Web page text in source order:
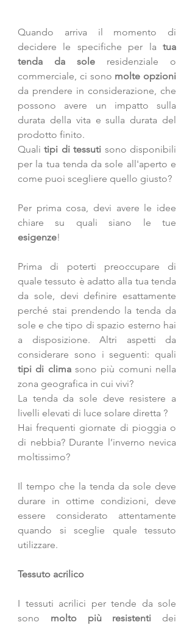
Quando arriva il momento di
decidere le specifiche per la tua
tenda da sole residenziale o
commerciale, ci sono molte opzioni
da prendere in considerazione, che
possono avere un impatto sulla
durata della vita e sulla durata del
prodotto finito.
Quali tipi di tessuti sono disponibili
per la tua tenda da sole all'aperto e
come puoi scegliere quello giusto?
Per prima cosa, devi avere le idee
esigenze!
Prima di poterti preoccupare di
quale tessuto è adatto alla tua tenda
da sole, devi definire esattamente
perché stai prendendo la tenda da
sole e che tipo di spazio esterno hai
a disposizione. Altri aspetti da
tipi di clima sono più comuni nella
zona geografica in cui vivi?
La tenda da sole deve resistere a
livelli elevati di luce solare diretta ?
Hai frequenti giornate di pioggia o
di nebbia? Durante l’inverno nevica
moltissimo?
Il tempo che la tenda da sole deve
durare in ottime condizioni, deve
essere considerato attentamente
quando si sceglie quale tessuto
utilizzare.
Tessuto acrilico
I tessuti acrilici per tende da sole
sono molto più resistenti dei